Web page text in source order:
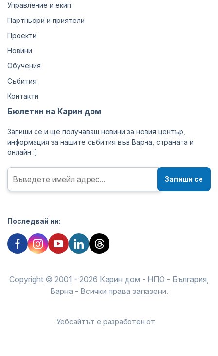
Управление и екип
Партньори и приятели
Проекти
Новини
Обучения
Събития
Контакти
Бюлетин на Карин дом
Запиши се и ще получаваш новини за новия център,
информация за нашите събития във Варна, страната и
онлайн :)
Запиши се
Последвай ни:
Copyright © 2001 - 2026 Карин дом - НПО - България,
Варна - Всички права запазени.
Уебсайтът е разработен от